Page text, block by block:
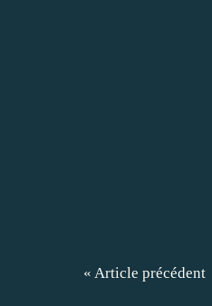
« Article précédent